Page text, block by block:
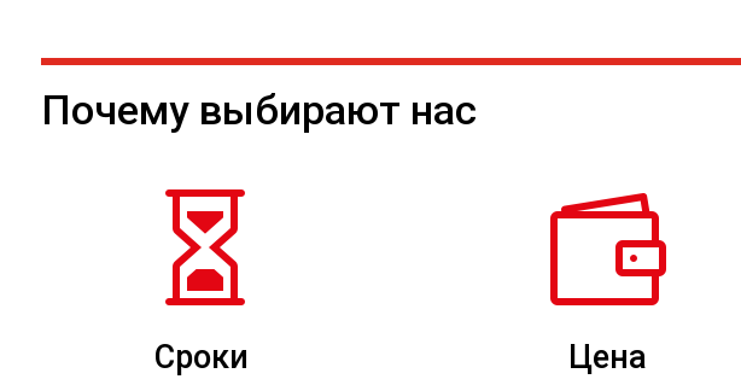
Почему выбирают нас

Сроки

Цена